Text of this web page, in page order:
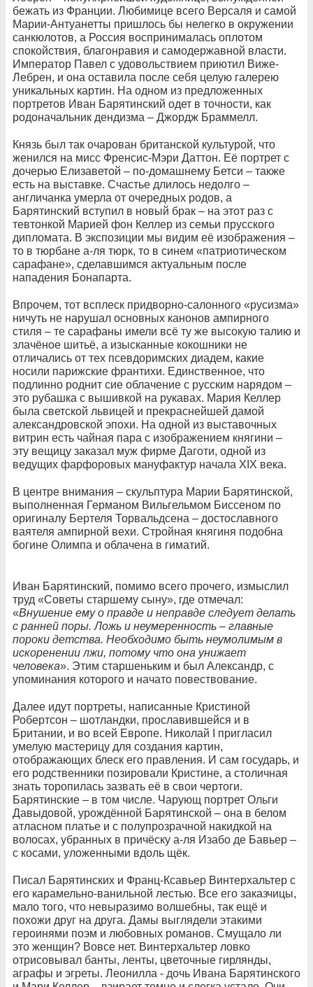
бежать из Франции. Любимице всего Версаля и самой
Марии-Антуанетты пришлось бы нелегко в окружении
санкюлотов, а Россия воспринималась оплотом
спокойствия, благонравия и самодержавной власти.
Император Павел с удовольствием приютил Виже-
Лебрен, и она оставила после себя целую галерею
уникальных картин. На одном из предложенных
портретов Иван Барятинский одет в точности, как
родоначальник дендизма – Джордж Браммелл.
Князь был так очарован британской культурой, что
женился на мисс Френсис-Мэри Даттон. Её портрет с
дочерью Елизаветой – по-домашнему Бетси – также
есть на выставке. Счастье длилось недолго –
англичанка умерла от очередных родов, а
Барятинский вступил в новый брак – на этот раз с
тевтонкой Марией фон Келлер из семьи прусского
дипломата. В экспозиции мы видим её изображения –
то в тюрбане а-ля тюрк, то в синем «патриотическом
сарафане», сделавшимся актуальным после
нападения Бонапарта.
Впрочем, тот всплеск придворно-салонного «русизма»
ничуть не нарушал основных канонов ампирного
стиля – те сарафаны имели всё ту же высокую талию и
злачёное шитьё, а изысканные кокошники не
отличались от тех псевдоримских диадем, какие
носили парижские франтихи. Единственное, что
подлинно роднит сие облачение с русским нарядом –
это рубашка с вышивкой на рукавах. Мария Келлер
была светской львицей и прекраснейшей дамой
александровской эпохи. На одной из выставочных
витрин есть чайная пара с изображением княгини –
эту вещицу заказал муж фирме Даготи, одной из
ведущих фарфоровых мануфактур начала XIX века.
В центре внимания – скульптура Марии Барятинской,
выполненная Германом Вильгельмом Биссеном по
оригиналу Бертеля Торвальдсена – достославного
ваятеля ампирной вехи. Стройная княгиня подобна
богине Олимпа и облачена в гиматий.
Иван Барятинский, помимо всего прочего, измыслил
труд «Советы старшему сыну», где отмечал:
«Внушение ему о правде и неправде следует делать
с ранней поры. Ложь и неумеренность – главные
пороки детства. Необходимо быть неумолимым в
искоренении лжи, потому что она унижает
человека». Этим старшеньким и был Александр, с
упоминания которого и начато повествование.
Далее идут портреты, написанные Кристиной
Робертсон – шотландки, прославившейся и в
Британии, и во всей Европе. Николай I пригласил
умелую мастерицу для создания картин,
отображающих блеск его правления. И сам государь, и
его родственники позировали Кристине, а столичная
знать торопилась зазвать её в свои чертоги.
Барятинские – в том числе. Чарующ портрет Ольги
Давыдовой, урождённой Барятинской – она в белом
атласном платье и с полупрозрачной накидкой на
волосах, убранных в причёску а-ля Изабо де Бавьер –
с косами, уложенными вдоль щёк.
Писал Барятинских и Франц-Ксавьер Винтерхальтер с
его карамельно-ванильной лестью. Все его заказчицы,
мало того, что невыразимо волшебны, так ещё и
похожи друг на друга. Дамы выглядели этакими
героинями поэм и любовных романов. Смущало ли
это женщин? Вовсе нет. Винтерхальтер ловко
отрисовывал банты, ленты, цветочные гирлянды,
аграфы и эгреты. Леонилла - дочь Ивана Барятинского